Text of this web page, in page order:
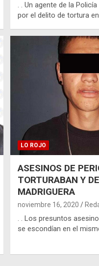
. . Un agente de la
por el delito de tortura
LO ROJO
ASESINOS DE
TORTURABAN Y
MADRIGUERA
noviembre 16, 2020
. . Los presuntos
se escondían en el